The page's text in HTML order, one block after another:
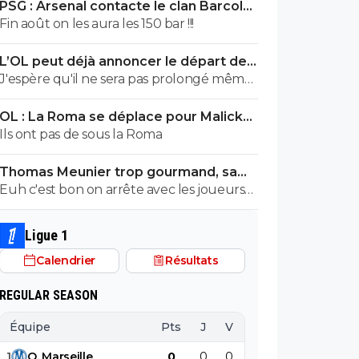
entraîneur si on observe à la loupe son
coaching et tous ses choix médiocres à
différents niveaux ce farfelu sans froc est
un des pires de l'histoire de l'OL. Une
direction qui fonctionne moins à la
sympathie et plus à la performance
n'aurait jamais reconduit cette brêle qui a
beaucoup de chances d'avoir souvent des
peuvent et lui permettent de cacher une
grande partie de sa médiocrité.
PSG : Arsenal contacte le clan Barcola,
le feuilleton relancé
Fin août on les aura les 150 bar !!!
L’OL peut déjà annoncer le départ de
Fonseca
J'espère qu'il ne sera pas prolongé même
en cas de qualif en C1 cet été.
OL : La Roma se déplace pour Malick
Fofana
Ils ont pas de sous la Roma
Thomas Meunier trop gourmand, sa
signature à l’OL annulée
Euh c'est bon on arrête avec les joueurs
belges 🤣
Ligue 1
Calendrier Résultats
REGULAR SEASON
Équipe Pts J V